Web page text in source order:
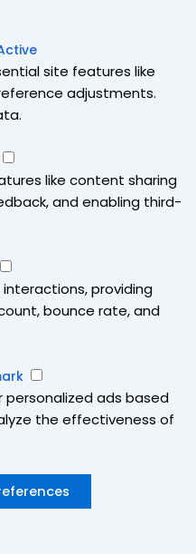
site features like
adjustments.
like content sharing
and enabling third-
providing
bounce rate, and
ads based
the effectiveness of